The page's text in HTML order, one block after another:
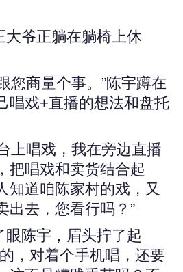
大爷正躺在躺椅上休
您商量个事。”陈宇蹲在
唱戏+直播的想法和盘托
上唱戏，我在旁边直播
把唱戏和卖货结合起
知道咱陈家村的戏，又
出去，您看行吗？”
眼陈宇，眉头拧了起
，对着个手机唱，还要